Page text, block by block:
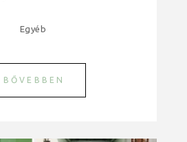
Egyéb
BŐVEBBEN